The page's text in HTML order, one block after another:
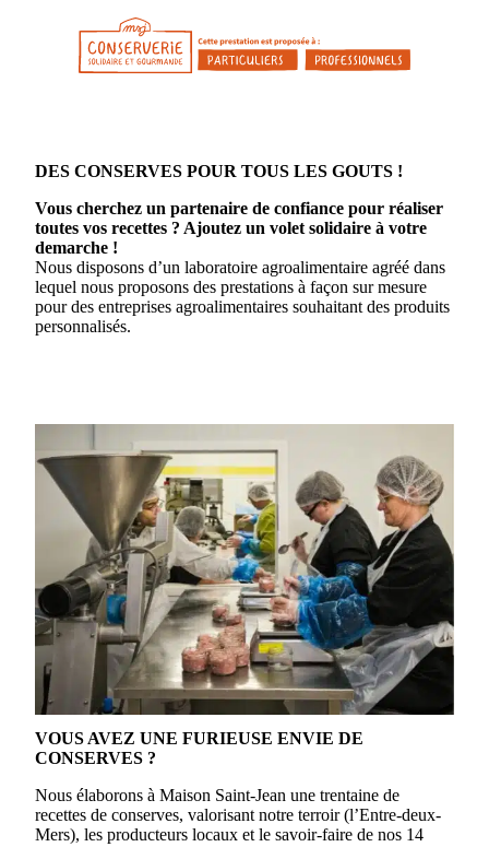
DES CONSERVES POUR TOUS LES GOUTS !
Vous cherchez un partenaire de confiance pour réaliser
toutes vos recettes ? Ajoutez un volet solidaire à votre
demarche !
Nous disposons d’un laboratoire agroalimentaire agréé dans
lequel nous proposons des prestations à façon sur mesure
pour des entreprises agroalimentaires souhaitant des produits
personnalisés.
VOUS AVEZ UNE FURIEUSE ENVIE DE
CONSERVES ?
Nous élaborons à Maison Saint-Jean une trentaine de
recettes de conserves, valorisant notre terroir (l’Entre-deux-
Mers), les producteurs locaux et le savoir-faire de nos 14